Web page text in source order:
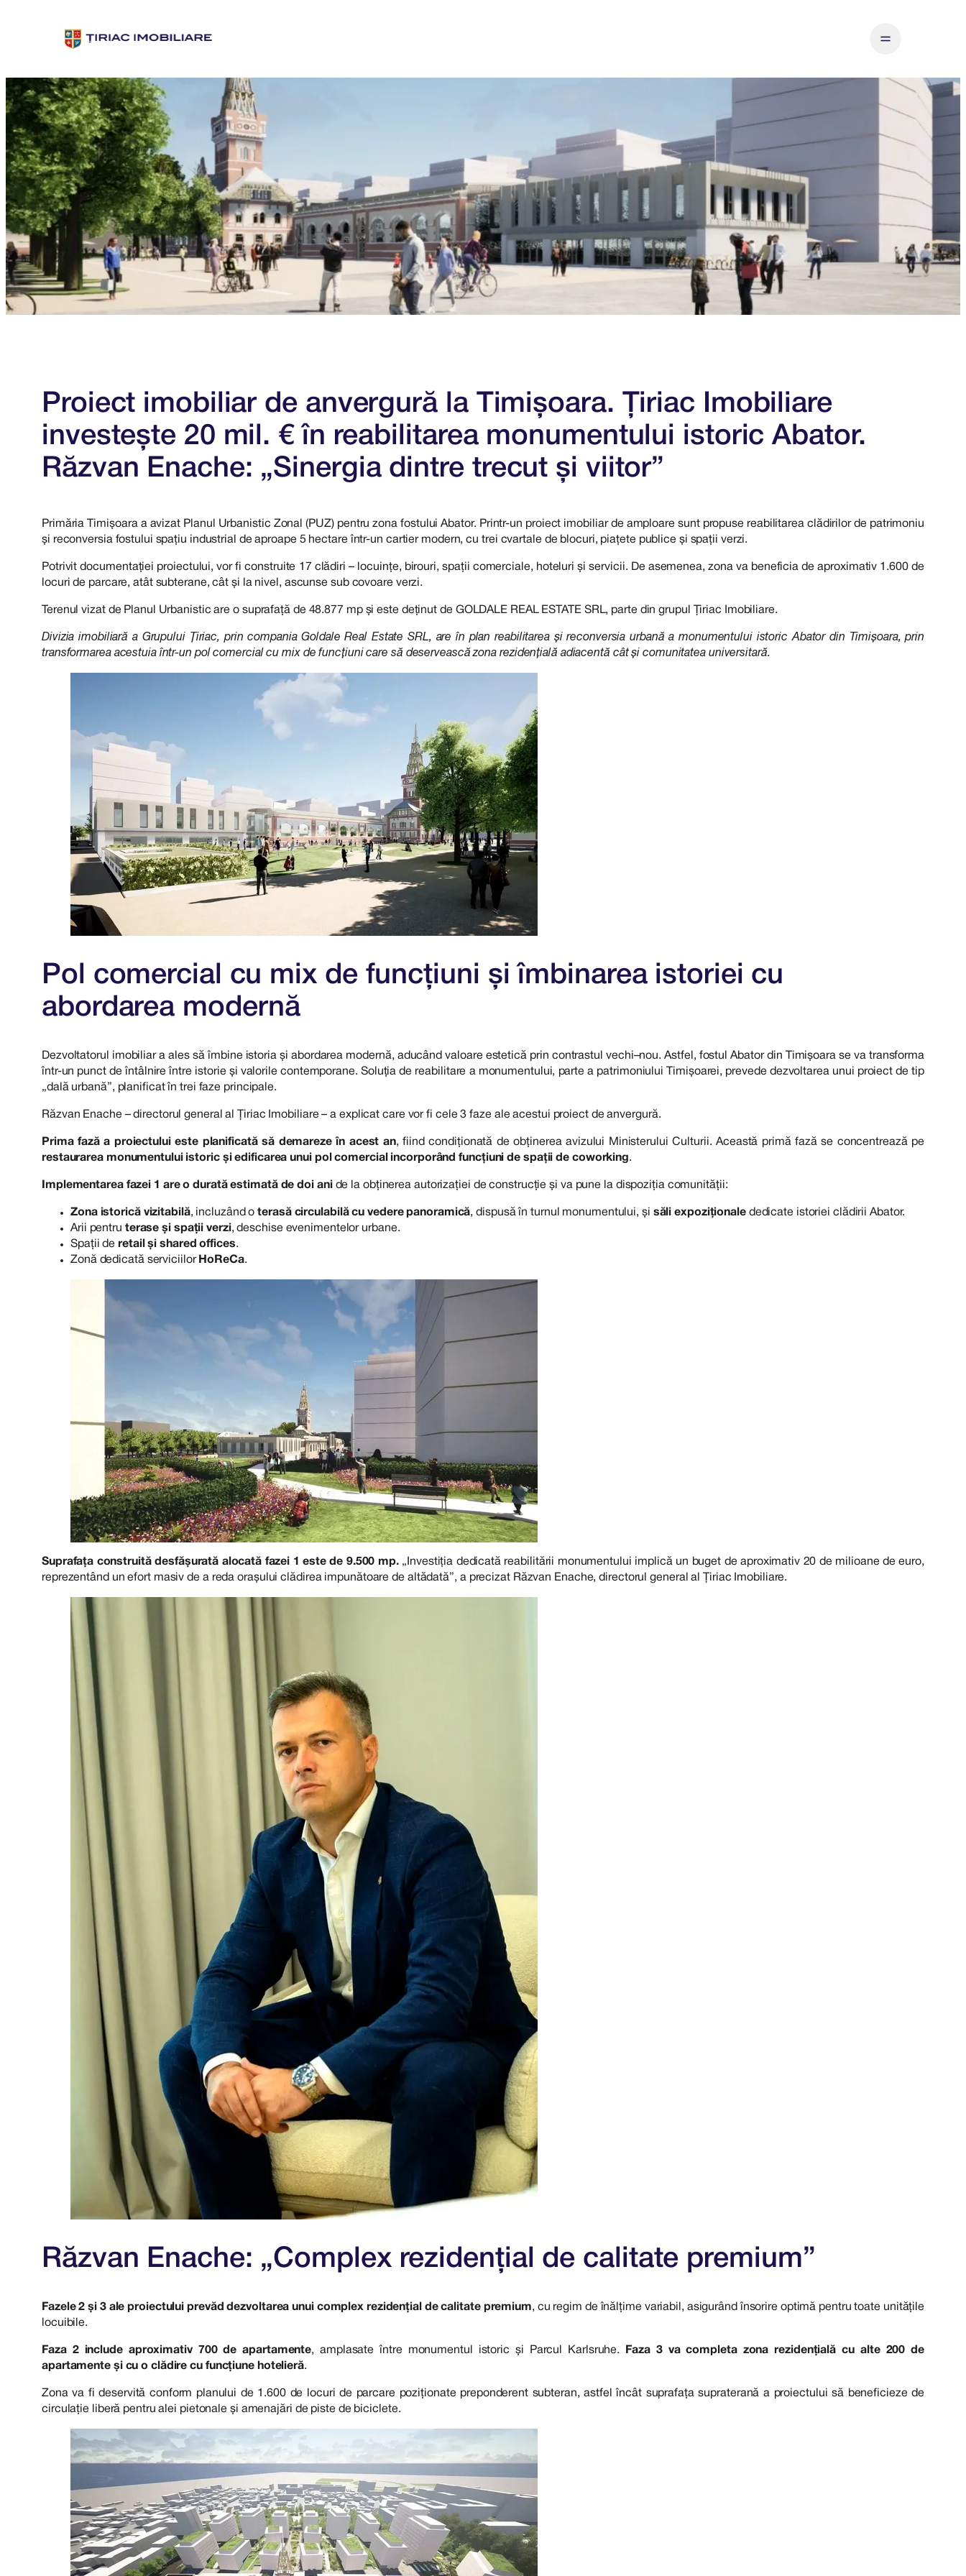
Proiect imobiliar de anvergură la Timișoara. Țiriac Imobiliare
investește 20 mil. € în reabilitarea monumentului istoric Abator.
Răzvan Enache: „Sinergia dintre trecut și viitor”
Primăria Timișoara a avizat Planul Urbanistic Zonal (PUZ) pentru zona fostului Abator. Printr-un proiect imobiliar de amploare sunt propuse reabilitarea clădirilor de patrimoniu
și reconversia fostului spațiu industrial de aproape 5 hectare într-un cartier modern, cu trei cvartale de blocuri, piațete publice și spații verzi.
Potrivit documentației proiectului, vor fi construite 17 clădiri – locuințe, birouri, spații comerciale, hoteluri și servicii. De asemenea, zona va beneficia de aproximativ 1.600 de
locuri de parcare, atât subterane, cât și la nivel, ascunse sub covoare verzi.
Terenul vizat de Planul Urbanistic are o suprafață de 48.877 mp și este deținut de GOLDALE REAL ESTATE SRL, parte din grupul Țiriac Imobiliare.
Divizia imobiliară a Grupului Țiriac, prin compania Goldale Real Estate SRL, are în plan reabilitarea și reconversia urbană a monumentului istoric Abator din Timișoara, prin
transformarea acestuia într-un pol comercial cu mix de funcțiuni care să deservească zona rezidențială adiacentă cât și comunitatea universitară.
Pol comercial cu mix de funcțiuni și îmbinarea istoriei cu
abordarea modernă
Dezvoltatorul imobiliar a ales să îmbine istoria și abordarea modernă, aducând valoare estetică prin contrastul vechi–nou. Astfel, fostul Abator din Timișoara se va transforma
într-un punct de întâlnire între istorie și valorile contemporane. Soluția de reabilitare a monumentului, parte a patrimoniului Timișoarei, prevede dezvoltarea unui proiect de tip
„dală urbană”, planificat în trei faze principale.
Răzvan Enache – directorul general al Țiriac Imobiliare – a explicat care vor fi cele 3 faze ale acestui proiect de anvergură.
Prima fază a proiectului este planificată să demareze în acest an, fiind condiționată de obținerea avizului Ministerului Culturii. Această primă fază se concentrează pe
restaurarea monumentului istoric și edificarea unui pol comercial incorporând funcțiuni de spații de coworking.
Implementarea fazei 1 are o durată estimată de doi anide la obținerea autorizației de construcție și va pune la dispoziția comunității:
Zona istorică vizitabilă, incluzând oterasă circulabilă cu vedere panoramică, dispusă în turnul monumentului, și săli expoziționalededicate istoriei clădirii Abator.
Arii pentru terase și spații verzi, deschise evenimentelor urbane.
Spații de retail și shared offices.
Zonă dedicată serviciilor HoReCa.
Suprafața construită desfășurată alocată fazei 1 este de 9.500 mp.„Investiția dedicată reabilitării monumentului implică un buget de aproximativ 20 de milioane de euro,
reprezentând un efort masiv de a reda orașului clădirea impunătoare de altădată”, a precizat Răzvan Enache, directorul general al Țiriac Imobiliare.
Răzvan Enache: „Complex rezidențial de calitate premium”
Fazele 2 și 3 ale proiectului prevăd dezvoltarea unui complex rezidențial de calitate premium, cu regim de înălțime variabil, asigurând însorire optimă pentru toate unitățile
locuibile.
Faza 2 include aproximativ 700 de apartamente, amplasate între monumentul istoric și Parcul Karlsruhe.
Faza 3 va completa zona rezidențială cu alte 200 de
apartamente și cu o clădire cu funcțiune hotelieră.
Zona va fi deservită conform planului de 1.600 de locuri de parcare poziționate preponderent subteran, astfel încât suprafața supraterană a proiectului să beneficieze de
circulație liberă pentru alei pietonale și amenajări de piste de biciclete.